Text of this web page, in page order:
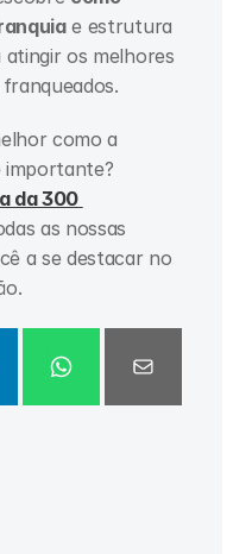
e estrutura
os melhores
como a
da 300
as nossas
a se destacar no